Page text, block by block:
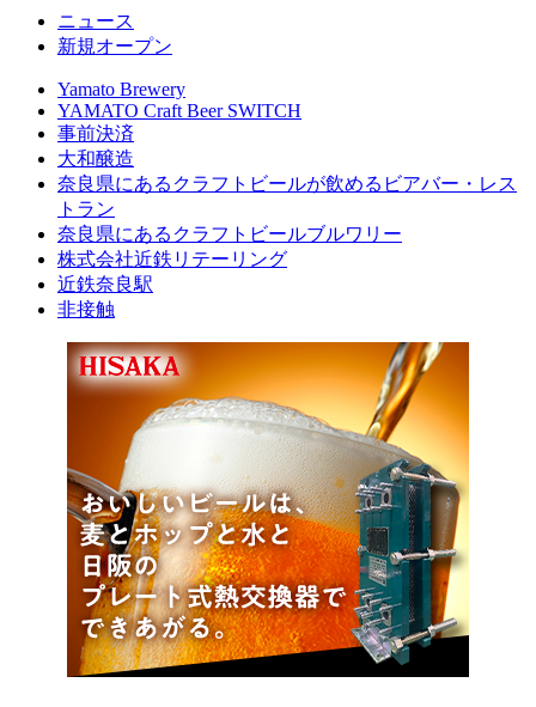
ニュース
新規オープン
Yamato Brewery
YAMATO Craft Beer SWITCH
事前決済
大和醸造
奈良県にあるクラフトビールが飲めるビアバー・レス
トラン
奈良県にあるクラフトビールブルワリー
株式会社近鉄リテーリング
近鉄奈良駅
非接触